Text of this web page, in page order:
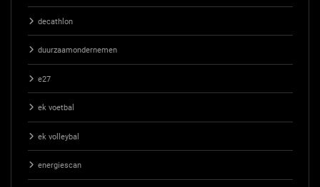
decathlon
duurzaamondernemen
e27
ek voetbal
ek volleybal
energiescan